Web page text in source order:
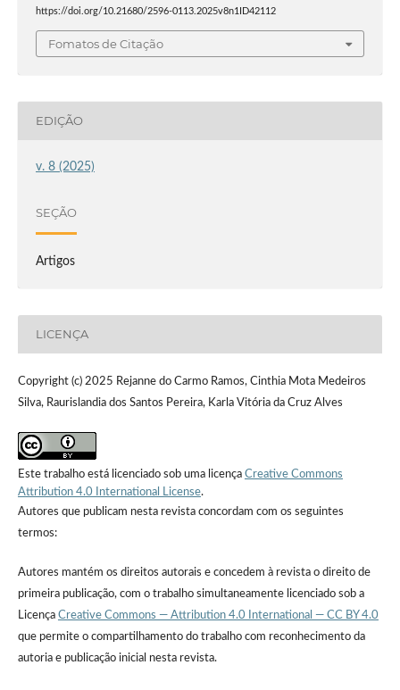
https://doi.org/10.21680/2596-0113.2025v8n1ID42112
Fomatos de Citação
EDIÇÃO
v. 8 (2025)
SEÇÃO
Artigos
LICENÇA
Copyright (c) 2025 Rejanne do Carmo Ramos, Cinthia Mota Medeiros
Silva, Raurislandia dos Santos Pereira, Karla Vitória da Cruz Alves
Este trabalho está licenciado sob uma licença Creative Commons
Attribution 4.0 International License.
Autores que publicam nesta revista concordam com os seguintes
termos:
Autores mantém os direitos autorais e concedem à revista o direito de
primeira publicação, com o trabalho simultaneamente licenciado sob a
Licença Creative Commons — Attribution 4.0 International — CC BY 4.0
que permite o compartilhamento do trabalho com reconhecimento da
autoria e publicação inicial nesta revista.